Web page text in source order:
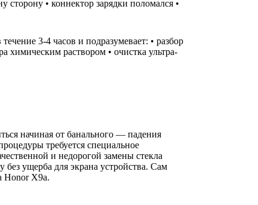
сторону • коннектор зарядки поломался •
3-4 часов и подразумевает: • разбор
химическим раствором • очистка ультра-
начиная от банального — падения
требуется специальное
и недорогой замены стекла
ущерба для экрана устройства. Сам
Honor X9a.